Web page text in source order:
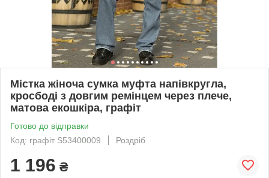
Містка жіноча сумка муфта напівкругла,
кросбоді з довгим ремінцем через плече,
матова екошкіра, графіт
Готово до відправки
Код: графіт S53400009
Роздріб
1 196 ₴